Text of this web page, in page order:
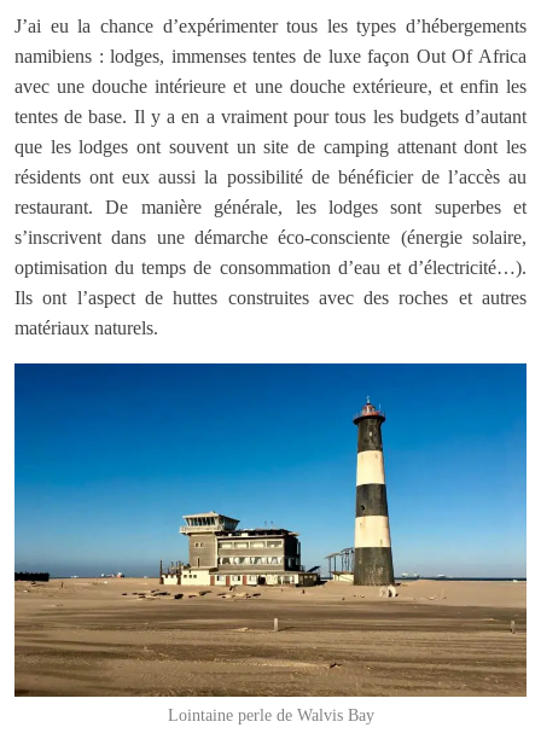
J’ai eu la chance d’expérimenter tous les types d’hébergements
namibiens : lodges, immenses tentes de luxe façon Out Of Africa
avec une douche intérieure et une douche extérieure, et enfin les
tentes de base. Il y a en a vraiment pour tous les budgets d’autant
que les lodges ont souvent un site de camping attenant dont les
résidents ont eux aussi la possibilité de bénéficier de l’accès au
restaurant. De manière générale, les lodges sont superbes et
s’inscrivent dans une démarche éco-consciente (énergie solaire,
optimisation du temps de consommation d’eau et d’électricité…).
Ils ont l’aspect de huttes construites avec des roches et autres
matériaux naturels.
Lointaine perle de Walvis Bay